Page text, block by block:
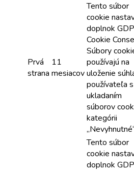
Prvá
strana
11
mesiacov
Tento súbor
cookie
doplnok
Cookie
Súbory
používajú na
uloženie
používateľa s
ukladaním
súborov
kategórii
Tento súbor
cookie
doplnok